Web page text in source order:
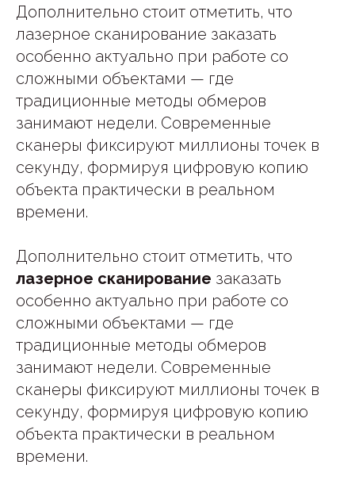
Дополнительно стоит отметить, что
лазерное сканирование заказать
особенно актуально при работе со
сложными объектами — где
традиционные методы обмеров
занимают недели. Современные
сканеры фиксируют миллионы точек в
секунду, формируя цифровую копию
объекта практически в реальном
времени.
Дополнительно стоит отметить, что
лазерное сканирование заказать
особенно актуально при работе со
сложными объектами — где
традиционные методы обмеров
занимают недели. Современные
сканеры фиксируют миллионы точек в
секунду, формируя цифровую копию
объекта практически в реальном
времени.